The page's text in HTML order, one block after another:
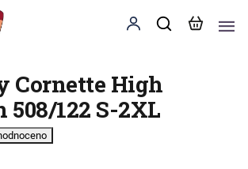
Cornette High
508/122 S-2XL